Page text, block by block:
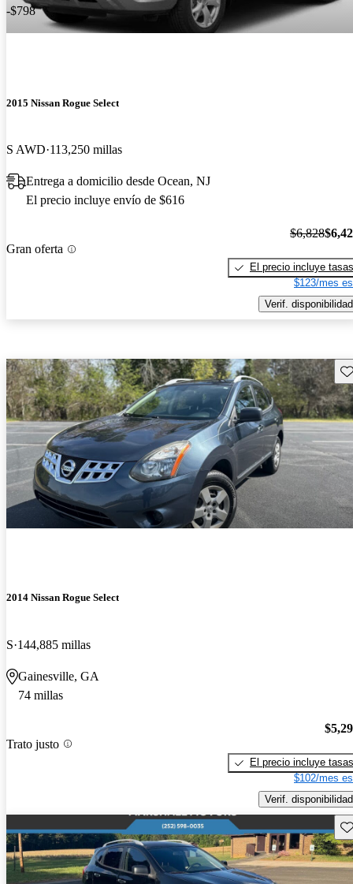
-$798
2015 Nissan Rogue Select
S AWD 113,250 millas
Entrega a domicilio desde Ocean, NJ
El precio incluye envío de $616
Gran oferta
$6,828
El precio incluye tasas
$123/mes
Verif. disponibilidad
2014 Nissan Rogue Select
S 144,885 millas
Gainesville, GA
74 millas
Trato justo
El precio incluye tasas
$102/mes
Verif. disponibilidad